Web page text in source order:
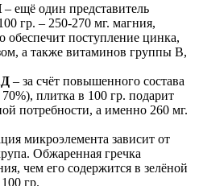
– ещё один представитель
гр. – 250-270 мг. магния,
обеспечит поступление цинка,
а также витаминов группы В,
– за счёт повышенного состава
плитка в 100 гр. подарит
потребности, а именно 260 мг.
микроэлемента зависит от
Обжаренная гречка
чем его содержится в зелёной
гр.